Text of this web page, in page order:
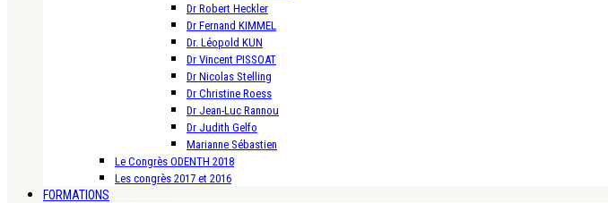
Dr Robert Heckler
Dr Fernand KIMMEL
Dr. Léopold KUN
Dr Vincent PISSOAT
Dr Nicolas Stelling
Dr Christine Roess
Dr Jean-Luc Rannou
Dr Judith Gelfo
Marianne Sébastien
Le Congrès ODENTH 2018
Les congrès 2017 et 2016
FORMATIONS